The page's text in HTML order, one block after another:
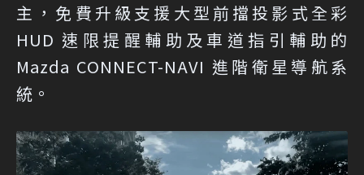
主，免費升級支援大型前擋投影式全彩
HUD 速限提醒輔助及車道指引輔助的
Mazda CONNECT-NAVI 進階衛星導航系
統。